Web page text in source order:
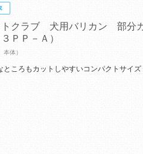
トクラブ 犬用バリカン 部分
ＰＰ－Ａ）
本体）
ところもカットしやすいコンパクトサイズ